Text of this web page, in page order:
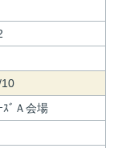
ｽﾞＡ会場